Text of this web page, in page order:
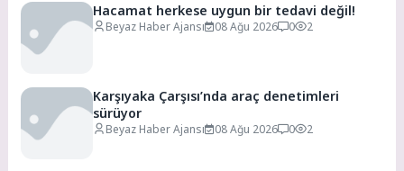
Hacamat herkese uygun bir tedavi değil!
Beyaz Haber Ajansı 08 Ağu 2026 0 2
Karşıyaka Çarşısı’nda araç denetimleri
sürüyor
Beyaz Haber Ajansı 08 Ağu 2026 0 2